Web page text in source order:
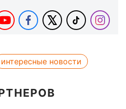
интересные новости